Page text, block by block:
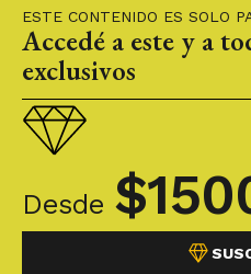
ESTE CONTENIDO ES SOLO
Accedé a este y a
exclusivos
Desde $